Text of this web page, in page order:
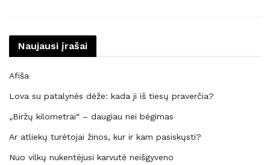
Naujausi įrašai
Afiša
Lova su patalynės dėže: kada ji iš tiesų praverčia?
„Biržų kilometrai“ – daugiau nei bėgimas
Ar atliekų turėtojai žinos, kur ir kam pasiskųsti?
Nuo vilkų nukentėjusi karvutė neišgyveno